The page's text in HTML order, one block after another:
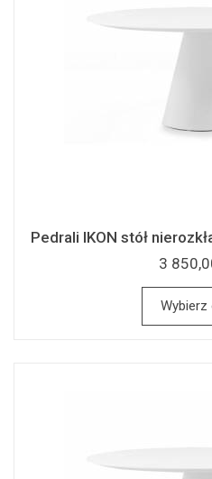
Pedrali IKON stół
3
Wybierz